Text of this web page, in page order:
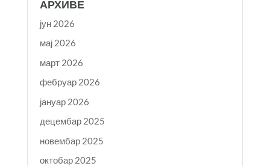
АРХИВЕ
јун 2026
мај 2026
март 2026
фебруар 2026
јануар 2026
децембар 2025
новембар 2025
октобар 2025